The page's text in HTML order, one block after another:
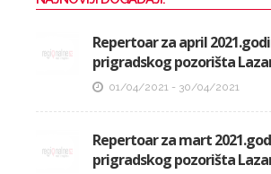
Repertoar za april
prigradskog pozorišta
01/04/2021 - 30/04/2021
Repertoar za mart
prigradskog pozorišta